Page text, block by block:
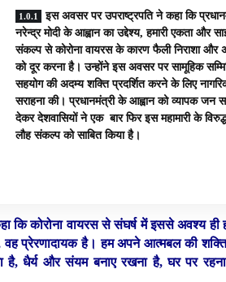
इस अवसर पर उपराष्ट्रपति ने कहा कि
नरेन्द्र मोदी के आह्वान का उद्देश्य, हमारी एकता और
संकल्प से कोरोना वायरस के कारण फैली निराशा और
को दूर करना है। उन्होंने इस अवसर पर सामूहिक
सहयोग की अदम्य शक्ति प्रदर्शित करने के लिए
सराहना की। प्रधानमंत्री के आह्वान को व्यापक जन
देकर देशवासियों ने एक बार फिर इस महामारी के
लौह संकल्प को साबित किया है।
कि कोरोना वायरस से संघर्ष में इससे अवश्य ही
प्रेरणादायक है। हम अपने आत्मबल की शक्ति
धैर्य और संयम बनाए रखना है, घर पर